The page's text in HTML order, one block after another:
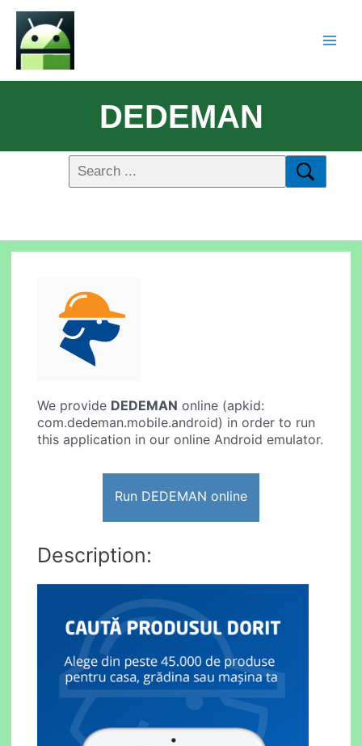
DEDEMAN
We provide DEDEMAN online (apkid:
com.dedeman.mobile.android) in order to run
this application in our online Android emulator.
Run DEDEMAN online
Description: